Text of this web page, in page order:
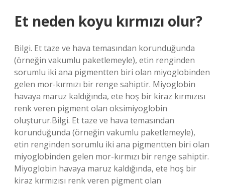
Et neden koyu kırmızı olur?
Bilgi. Et taze ve hava temasından korunduğunda
(örneğin vakumlu paketlemeyle), etin renginden
sorumlu iki ana pigmentten biri olan miyoglobinden
gelen mor-kırmızı bir renge sahiptir. Miyoglobin
havaya maruz kaldığında, ete hoş bir kiraz kırmızısı
renk veren pigment olan oksimiyoglobin
oluşturur.Bilgi. Et taze ve hava temasından
korunduğunda (örneğin vakumlu paketlemeyle),
etin renginden sorumlu iki ana pigmentten biri olan
miyoglobinden gelen mor-kırmızı bir renge sahiptir.
Miyoglobin havaya maruz kaldığında, ete hoş bir
kiraz kırmızısı renk veren pigment olan